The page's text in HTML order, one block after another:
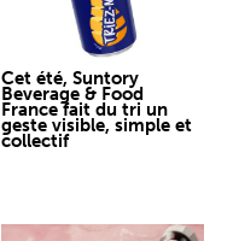
Cet été, Suntory
Beverage & Food
France fait du tri un
geste visible, simple et
collectif